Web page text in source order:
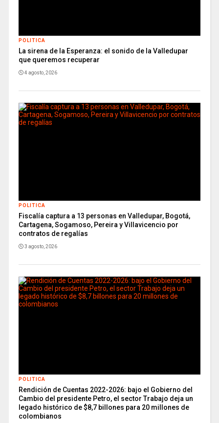
POLITICA
La sirena de la Esperanza: el sonido de la Valledupar
que queremos recuperar
4 agosto, 2026
POLITICA
Fiscalía captura a 13 personas en Valledupar, Bogotá,
Cartagena, Sogamoso, Pereira y Villavicencio por
contratos de regalías
3 agosto, 2026
POLITICA
Rendición de Cuentas 2022-2026: bajo el Gobierno del
Cambio del presidente Petro, el sector Trabajo deja un
legado histórico de $8,7 billones para 20 millones de
colombianos